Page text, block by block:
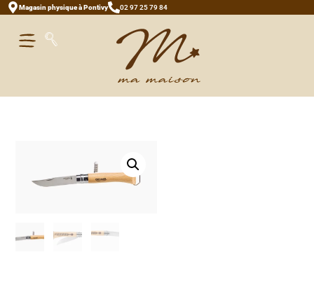
Magasin physique à Pontivy 02 97 25 79 84